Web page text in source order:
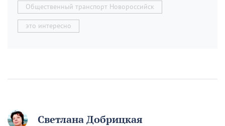
Общественный транспорт Новороссийск
это интересно
Светлана Добрицкая